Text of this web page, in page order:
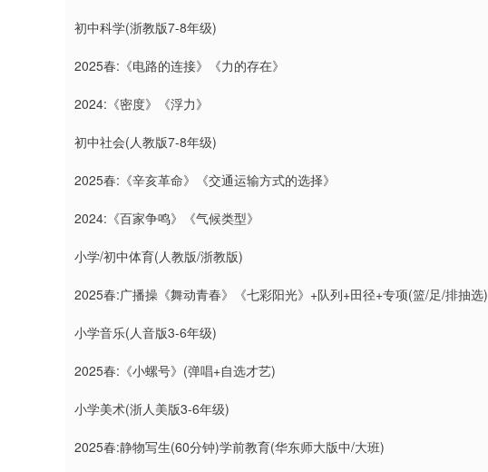
初中科学(浙教版7-8年级)
2025春:《电路的连接》《力的存在》
2024:《密度》《浮力》
初中社会(人教版7-8年级)
2025春:《辛亥革命》《交通运输方式的选择》
2024:《百家争鸣》《气候类型》
小学/初中体育(人教版/浙教版)
2025春:广播操《舞动青春》《七彩阳光》+队列+田径+专项(篮/足/排抽选)
小学音乐(人音版3-6年级)
2025春:《小螺号》(弹唱+自选才艺)
小学美术(浙人美版3-6年级)
2025春:静物写生(60分钟)学前教育(华东师大版中/大班)